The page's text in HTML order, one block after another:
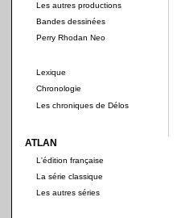
Les autres productions
Bandes dessinées
Perry Rhodan Neo
Lexique
Chronologie
Les chroniques de Délos
ATLAN
L'édition française
La série classique
Les autres séries